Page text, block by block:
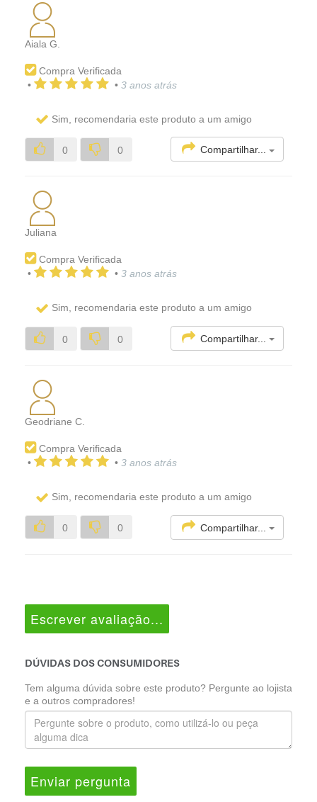
Aiala G.
Compra Verificada
•
• 3 anos atrás
Sim, recomendaria este produto a um amigo
0 0 Compartilhar...
Juliana
Compra Verificada
•
• 3 anos atrás
Sim, recomendaria este produto a um amigo
0 0 Compartilhar...
Geodriane C.
Compra Verificada
•
• 3 anos atrás
Sim, recomendaria este produto a um amigo
0 0 Compartilhar...
Escrever avaliação...
DÚVIDAS DOS CONSUMIDORES
Tem alguma dúvida sobre este produto? Pergunte ao lojista
e a outros compradores!
Enviar pergunta